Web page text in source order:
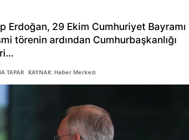
Erdoğan, 29 Ekim Cumhuriyet Bayramı
törenin ardından Cumhurbaşkanlığı
TAPAR KAYNAK: Haber Merkezi